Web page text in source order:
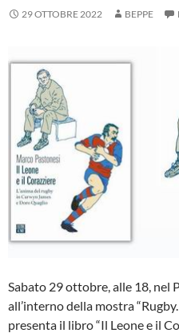
29 OTTOBRE 2022 BEPPE
Sabato 29 ottobre, alle 18, nel
all’interno della mostra
presenta il libro “Il Leone e il